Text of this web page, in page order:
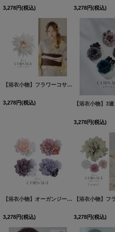
3,278円(税込) 3,278円(税込)
【浴衣小物】フラワーコサージュ【1カラー】[OF04]
3,278円(税込)
3,278円(税込)
【浴衣小物】オーガンジーリボン付き小花コサージュ【4カラー】[OF04]
3,278円(税込) 3,278円(税込)